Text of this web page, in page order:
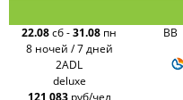
22.08сб-31.08 пн
8 ночей / 7 дней
BB
2ADL
deluxe
121 083 руб/чел